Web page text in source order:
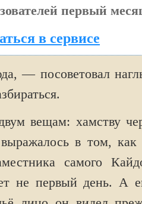
первый
в сервисе
— посоветовал
вещам: хамству
в том, как
самого
не первый день. А